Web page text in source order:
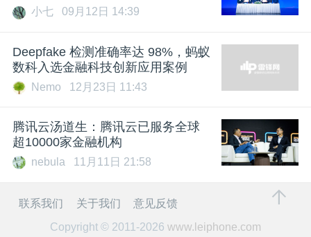
小七 09月12日 14:39
Deepfake 检测准确率达 98%，蚂蚁
数科入选金融科技创新应用案例
Nemo 12月23日 11:43
腾讯云汤道生：腾讯云已服务全球
超10000家金融机构
nebula 11月11日 21:58
联系我们 关于我们
意见反馈
Copyright © 2011-2026 www.leiphone.com